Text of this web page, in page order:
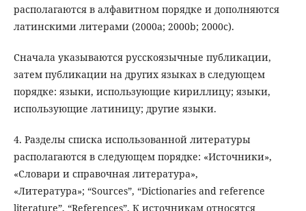
располагаются в алфавитном порядке и дополняются
латинскими литерами (2000a; 2000b; 2000c).
Сначала указываются русскоязычные публикации,
затем публикации на других языках в следующем
порядке: языки, использующие кириллицу; языки,
использующие латиницу; другие языки.
4. Разделы списка использованной литературы
располагаются в следующем порядке: «Источники»,
«Словари и справочная литература»,
«Литература»; “Sources”, “Dictionaries and reference
literature”, “References”. К источникам относятся